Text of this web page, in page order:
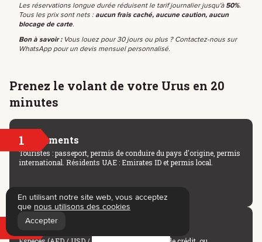
Les réservations longue durée réduisent le tarif journalier jusqu'à 50%.
Tous les prix sont nets :aucun frais caché, aucune caution, aucun
blocage de carte.
Bon à savoir :Vous louez pour 30 jours ou plus ? Contactez-nous sur
WhatsApp pour un devis mensuel personnalisé.
Prenez le volant de votre Urus en 20
minutes
1 Documents
Touristes : passeport, permis de conduire du pays d'origine, permis
international. Résidents UAE : Emirates ID et permis local.
2Paiement sans blocage
En utilisant notre site web, vous acceptez
que nous utilisons des cookies
Accepter